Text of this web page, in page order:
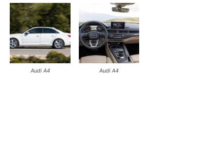
Audi A4 Audi A4